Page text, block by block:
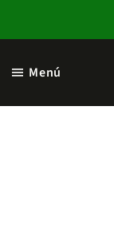
menu Menú